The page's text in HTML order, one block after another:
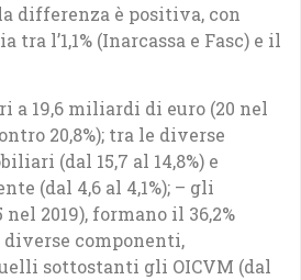
differenza è positiva, con
l’1,1% (Inarcassa e Fasc) e il
19,6 miliardi di euro (20 nel
20,8%); tra le diverse
(dal 15,7 al 14,8%) e
(dal 4,6 al 4,1%); – gli
2019), formano il 36,2%
diverse componenti,
sottostanti gli OICVM (dal